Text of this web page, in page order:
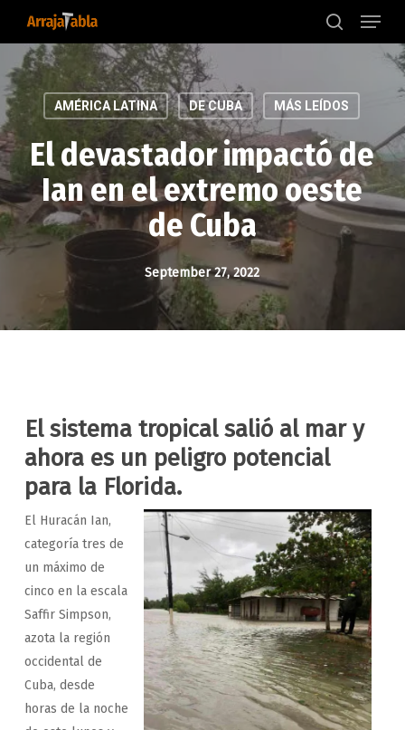
main
content
search
Menu
AMÉRICA LATINA DE CUBA MÁS LEÍDOS
El devastador impactó de
Ian en el extremo oeste
de Cuba
September 27, 2022
El sistema tropical salió al mar y
ahora es un peligro potencial
para la Florida.
El Huracán Ian,
categoría tres de
un máximo de
cinco en la escala
Saffir Simpson,
azota la región
occidental de
Cuba, desde
horas de la noche